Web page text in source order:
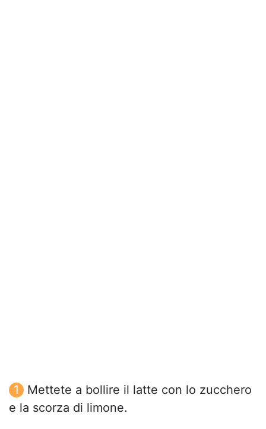
Mettete a bollire il latte con lo zucchero
e la scorza di limone.